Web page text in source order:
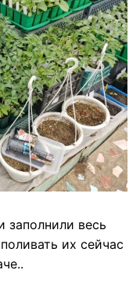
заполнили весь
их сейчас